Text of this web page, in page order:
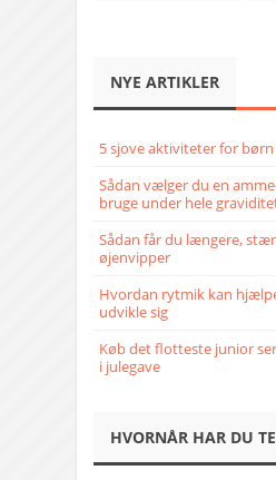
NYE ARTIKLER
5 sjove aktiviteter for
Sådan vælger du en
bruge under hele
Sådan får du længere,
øjenvipper
Hvordan rytmik kan
udvikle sig
Køb det flotteste junior
i julegave
HVORNÅR HAR DU